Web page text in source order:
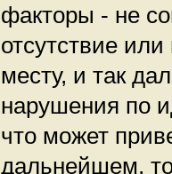
факторы - не
отсутствие
месту, и так
нарушения по
что может
дальнейшем,